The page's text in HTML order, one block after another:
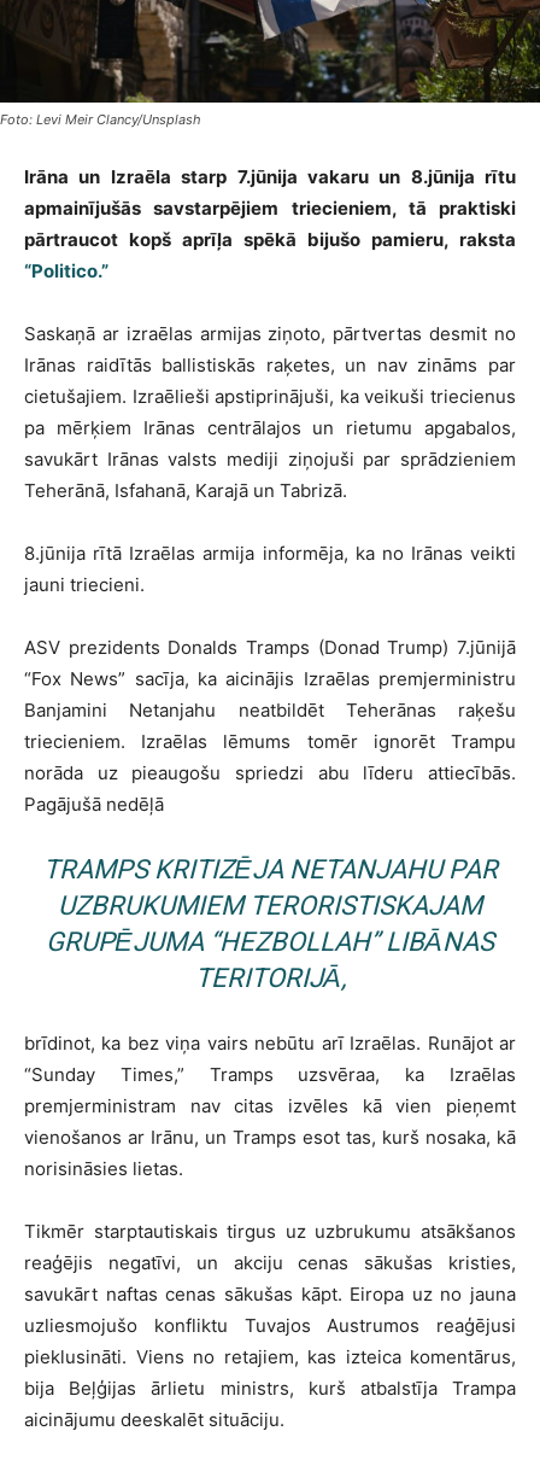
Foto: Levi Meir Clancy/Unsplash
Irāna un Izraēla starp 7.jūnija vakaru un 8.jūnija rītu
apmainījušās savstarpējiem triecieniem, tā praktiski
pārtraucot kopš aprīļa spēkā bijušo pamieru, raksta
“Politico.”
Saskaņā ar izraēlas armijas ziņoto, pārtvertas desmit no
Irānas raidītās ballistiskās raķetes, un nav zināms par
cietušajiem. Izraēlieši apstiprinājuši, ka veikuši triecienus
pa mērķiem Irānas centrālajos un rietumu apgabalos,
savukārt Irānas valsts mediji ziņojuši par sprādzieniem
Teherānā, Isfahanā, Karajā un Tabrizā.
8.jūnija rītā Izraēlas armija informēja, ka no Irānas veikti
jauni triecieni.
ASV prezidents Donalds Tramps (Donad Trump) 7.jūnijā
“Fox News” sacīja, ka aicinājis Izraēlas premjerministru
Banjamini Netanjahu neatbildēt Teherānas raķešu
triecieniem. Izraēlas lēmums tomēr ignorēt Trampu
norāda uz pieaugošu spriedzi abu līderu attiecībās.
Pagājušā nedēļā
TRAMPS KRITIZĒJA NETANJAHU PAR
UZBRUKUMIEM TERORISTISKAJAM
GRUPĒJUMA “HEZBOLLAH” LIBĀNAS
TERITORIJĀ,
brīdinot, ka bez viņa vairs nebūtu arī Izraēlas. Runājot ar
“Sunday Times,” Tramps uzsvēraa, ka Izraēlas
premjerministram nav citas izvēles kā vien pieņemt
vienošanos ar Irānu, un Tramps esot tas, kurš nosaka, kā
norisināsies lietas.
Tikmēr starptautiskais tirgus uz uzbrukumu atsākšanos
reaģējis negatīvi, un akciju cenas sākušas kristies,
savukārt naftas cenas sākušas kāpt. Eiropa uz no jauna
uzliesmojušo konfliktu Tuvajos Austrumos reaģējusi
pieklusināti. Viens no retajiem, kas izteica komentārus,
bija Beļģijas ārlietu ministrs, kurš atbalstīja Trampa
aicinājumu deeskalēt situāciju.